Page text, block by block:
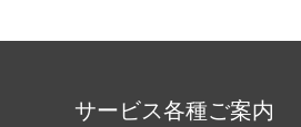
サービス各種ご案内